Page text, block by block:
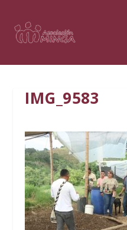
IMG_9583